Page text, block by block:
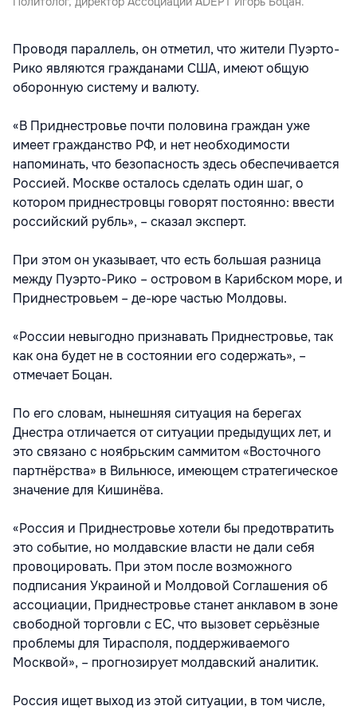
Проводя параллель, он отметил, что жители Пуэрто-
Рико являются гражданами США, имеют общую
оборонную систему и валюту.
«В Приднестровье почти половина граждан уже
имеет гражданство РФ, и нет необходимости
напоминать, что безопасность здесь обеспечивается
Россией. Москве осталось сделать один шаг, о
котором приднестровцы говорят постоянно: ввести
российский рубль», – сказал эксперт.
При этом он указывает, что есть большая разница
между Пуэрто-Рико – островом в Карибском море, и
Приднестровьем – де-юре частью Молдовы.
«России невыгодно признавать Приднестровье, так
как она будет не в состоянии его содержать», –
отмечает Боцан.
По его словам, нынешняя ситуация на берегах
Днестра отличается от ситуации предыдущих лет, и
это связано с ноябрьским саммитом «Восточного
партнёрства» в Вильнюсе, имеющем стратегическое
значение для Кишинёва.
«Россия и Приднестровье хотели бы предотвратить
это событие, но молдавские власти не дали себя
провоцировать. При этом после возможного
подписания Украиной и Молдовой Соглашения об
ассоциации, Приднестровье станет анклавом в зоне
свободной торговли с ЕС, что вызовет серьёзные
проблемы для Тирасполя, поддерживаемого
Москвой», – прогнозирует молдавский аналитик.
Россия ищет выход из этой ситуации, в том числе,